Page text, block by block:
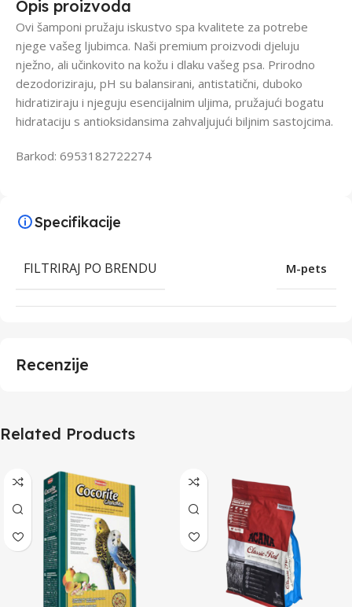
Opis proizvoda
Ovi šamponi pružaju iskustvo spa kvalitete za potrebe
njege vašeg ljubimca. Naši premium proizvodi djeluju
nježno, ali učinkovito na kožu i dlaku vašeg psa. Prirodno
dezodoriziraju, pH su balansirani, antistatični, duboko
hidratiziraju i njeguju esencijalnim uljima, pružajući bogatu
hidrataciju s antioksidansima zahvaljujući biljnim sastojcima.
Barkod: 6953182722274
Specifikacije
FILTRIRAJ PO BRENDU M-pets
Recenzije
Related Products